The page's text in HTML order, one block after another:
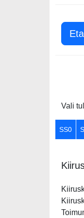
Vali
SS0